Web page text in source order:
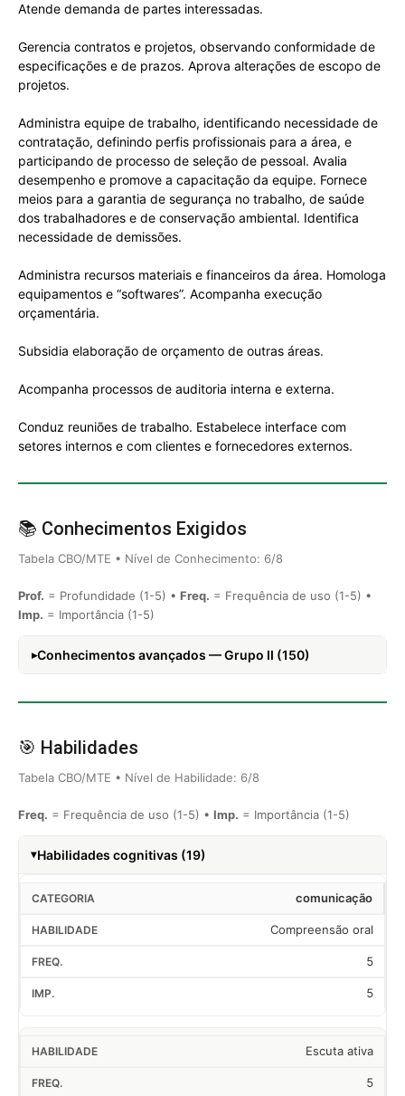
Atende demanda de partes interessadas.
Gerencia contratos e projetos, observando conformidade de
especificações e de prazos. Aprova alterações de escopo de
projetos.
Administra equipe de trabalho, identificando necessidade de
contratação, definindo perfis profissionais para a área, e
participando de processo de seleção de pessoal. Avalia
desempenho e promove a capacitação da equipe. Fornece
meios para a garantia de segurança no trabalho, de saúde
dos trabalhadores e de conservação ambiental. Identifica
necessidade de demissões.
Administra recursos materiais e financeiros da área. Homologa
equipamentos e “softwares”. Acompanha execução
orçamentária.
Subsidia elaboração de orçamento de outras áreas.
Acompanha processos de auditoria interna e externa.
Conduz reuniões de trabalho. Estabelece interface com
setores internos e com clientes e fornecedores externos.
📚 Conhecimentos Exigidos
Tabela CBO/MTE • Nível de Conhecimento: 6/8
Prof. = Profundidade (1-5) • Freq. = Frequência de uso (1-5) •
Imp. = Importância (1-5)
Conhecimentos avançados — Grupo II (150)
🎯 Habilidades
Tabela CBO/MTE • Nível de Habilidade: 6/8
Freq. = Frequência de uso (1-5) • Imp. = Importância (1-5)
Habilidades cognitivas (19)
comunicação
Compreensão oral
5
5
Escuta ativa
5